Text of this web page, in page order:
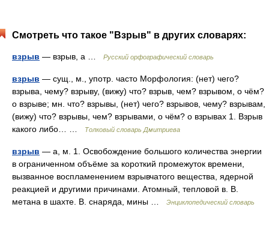
Смотреть что такое "Взрыв" в других словарях:
взрыв — взрыв, а … Русский орфографический словарь
взрыв — сущ., м., употр. часто Морфология: (нет) чего?
взрыва, чему? взрыву, (вижу) что? взрыв, чем? взрывом, о чём?
о взрыве; мн. что? взрывы, (нет) чего? взрывов, чему? взрывам,
(вижу) что? взрывы, чем? взрывами, о чём? о взрывах 1. Взрыв
какого либо… …
Толковый словарь Дмитриева
взрыв — а, м. 1. Освобождение большого количества энергии
в ограниченном объёме за короткий промежуток времени,
вызванное воспламенением взрывчатого вещества, ядерной
реакцией и другими причинами. Атомный, тепловой в. В.
метана в шахте. В. снаряда, мины …
Энциклопедический словарь